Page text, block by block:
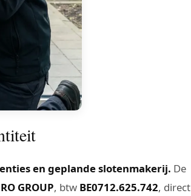
en geplande slotenmakerij. De
GROUP, btw BE0712.625.742, direct